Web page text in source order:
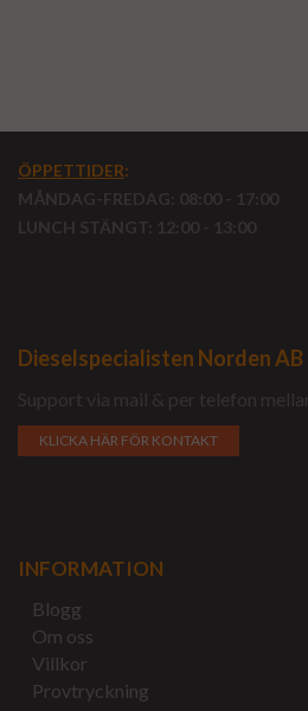
ÖPPETTIDER:
MÅNDAG-FREDAG: 08:00 - 17:00
LUNCH STÄNGT: 12:00 - 13:00
Dieselspecialisten Norden AB
Support via mail & per telefon
KLICKA HÄR FÖR KONTAKT
INFORMATION
Blogg
Om oss
Villkor
Provtryckning